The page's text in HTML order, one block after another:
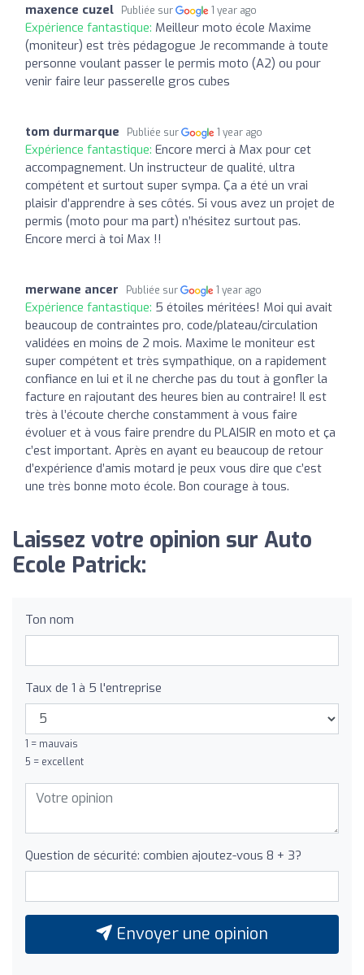
maxence cuzel Publiée sur 1 year ago
Expérience fantastique: Meilleur moto école Maxime
(moniteur) est très pédagogue Je recommande à toute
personne voulant passer le permis moto (A2) ou pour
venir faire leur passerelle gros cubes
tom durmarque Publiée sur 1 year ago
Expérience fantastique: Encore merci à Max pour cet
accompagnement. Un instructeur de qualité, ultra
compétent et surtout super sympa. Ça a été un vrai
plaisir d’apprendre à ses côtés. Si vous avez un projet de
permis (moto pour ma part) n’hésitez surtout pas.
Encore merci à toi Max !!
merwane ancer Publiée sur 1 year ago
Expérience fantastique: 5 étoiles méritées! Moi qui avait
beaucoup de contraintes pro, code/plateau/circulation
validées en moins de 2 mois. Maxime le moniteur est
super compétent et très sympathique, on a rapidement
confiance en lui et il ne cherche pas du tout à gonfler la
facture en rajoutant des heures bien au contraire! Il est
très à l’écoute cherche constamment à vous faire
évoluer et à vous faire prendre du PLAISIR en moto et ça
c’est important. Après en ayant eu beaucoup de retour
d’expérience d’amis motard je peux vous dire que c’est
une très bonne moto école. Bon courage à tous.
Laissez votre opinion sur Auto
Ecole Patrick:
Ton nom
Taux de 1 à 5 l'entreprise
1 = mauvais
5 = excellent
Question de sécurité: combien ajoutez-vous 8 + 3?
Envoyer une opinion